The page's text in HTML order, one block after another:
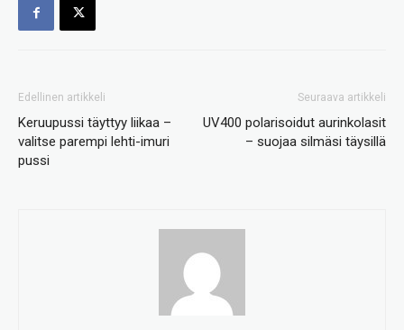
Edellinen artikkeli
Keruupussi täyttyy liikaa –
valitse parempi lehti-imuri
pussi
Seuraava artikkeli
UV400 polarisoidut aurinkolasit
– suojaa silmäsi täysillä